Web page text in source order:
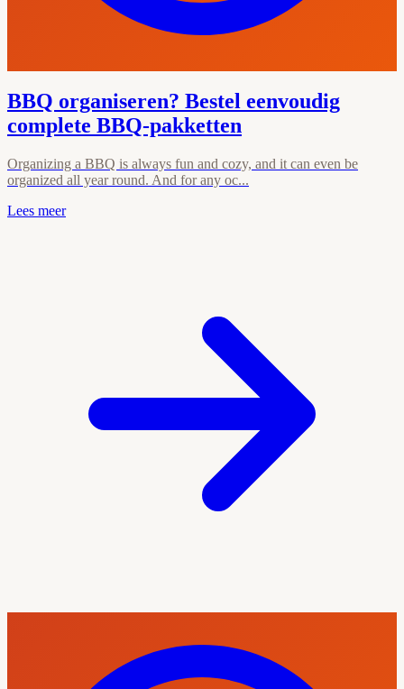
BBQ organiseren? Bestel eenvoudig
complete BBQ-pakketten
Organizing a BBQ is always fun and cozy, and it can even be
organized all year round. And for any oc...
Lees meer